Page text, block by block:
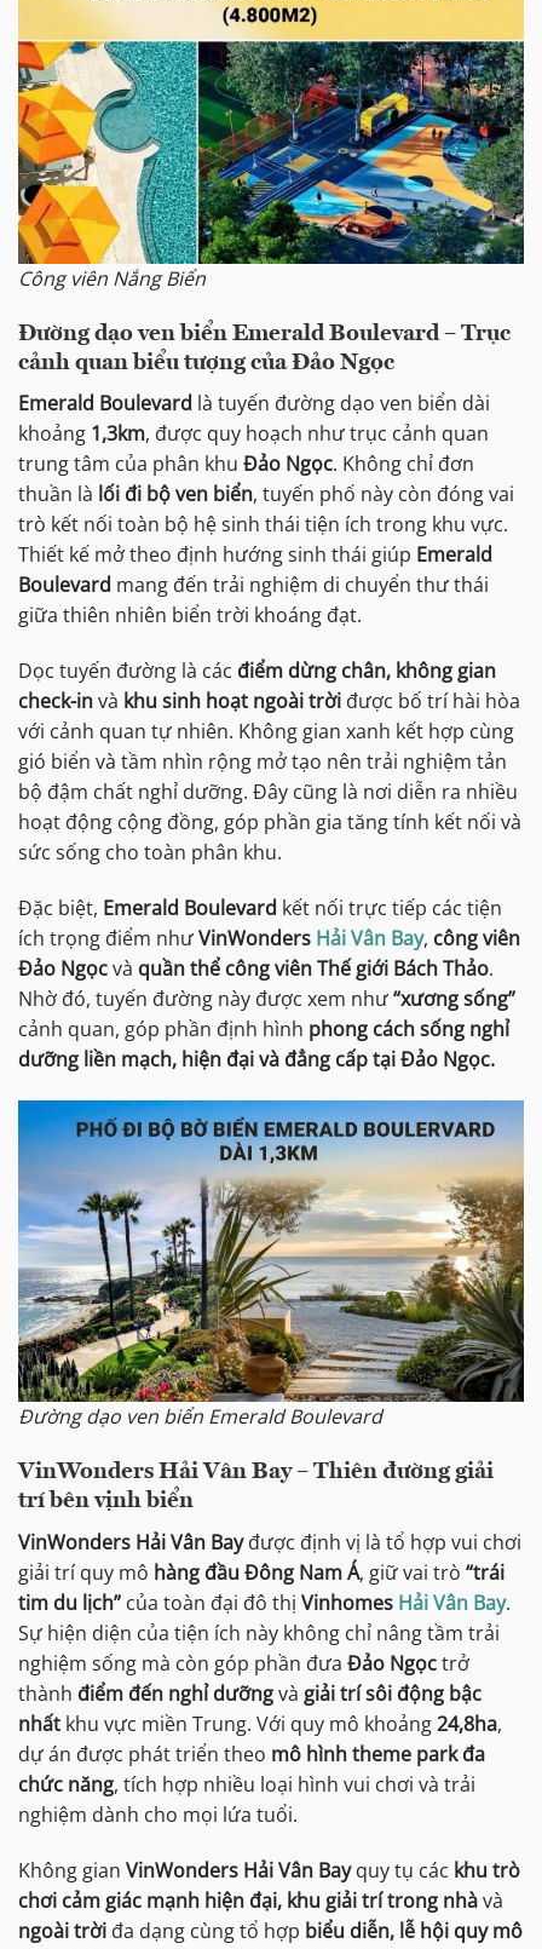
Công viên Nắng Biển
Đường dạo ven biển Emerald Boulevard – Trục
cảnh quan biểu tượng của Đảo Ngọc
Emerald Boulevard là tuyến đường dạo ven biển dài
khoảng 1,3km, được quy hoạch như trục cảnh quan
trung tâm của phân khu Đảo Ngọc. Không chỉ đơn
thuần là lối đi bộ ven biển, tuyến phố này còn đóng vai
trò kết nối toàn bộ hệ sinh thái tiện ích trong khu vực.
Thiết kế mở theo định hướng sinh thái giúp Emerald
Boulevard mang đến trải nghiệm di chuyển thư thái
giữa thiên nhiên biển trời khoáng đạt.
Dọc tuyến đường là các điểm dừng chân, không gian
check-invà khu sinh hoạt ngoài trời được bố trí hài hòa
với cảnh quan tự nhiên. Không gian xanh kết hợp cùng
gió biển và tầm nhìn rộng mở tạo nên trải nghiệm tản
bộ đậm chất nghỉ dưỡng. Đây cũng là nơi diễn ra nhiều
hoạt động cộng đồng, góp phần gia tăng tính kết nối và
sức sống cho toàn phân khu.
Đặc biệt, Emerald Boulevard kết nối trực tiếp các tiện
ích trọng điểm nhưVinWonders Hải Vân Bay, công viên
Đảo Ngọcvà quần thể công viên Thế giới Bách Thảo.
Nhờ đó, tuyến đường này được xem như“xương sống”
cảnh quan, góp phần định hình phong cách sống nghỉ
dưỡng liền mạch, hiện đại và đẳng cấp tại Đảo Ngọc.
Đường dạo ven biển Emerald Boulevard
VinWonders Hải Vân Bay – Thiên đường giải
trí bên vịnh biển
VinWonders Hải Vân Bayđược định vị là tổ hợp vui chơi
giải trí quy mô hàng đầu Đông Nam Á, giữ vai trò “trái
tim du lịch” của toàn đại đô thị Vinhomes Hải Vân Bay.
Sự hiện diện của tiện ích này không chỉ nâng tầm trải
nghiệm sống mà còn góp phần đưa Đảo Ngọctrở
thành điểm đến nghỉ dưỡngvà giải trí sôi động bậc
nhất khu vực miền Trung. Với quy mô khoảng24,8ha,
dự án được phát triển theo mô hình theme park đa
chức năng, tích hợp nhiều loại hình vui chơi và trải
nghiệm dành cho mọi lứa tuổi.
Không gian VinWonders Hải Vân Bayquy tụ các khu trò
chơi cảm giác mạnh hiện đại, khu giải trí trong nhàvà
ngoài trời đa dạng cùng tổ hợp biểu diễn, lễ hội quy mô